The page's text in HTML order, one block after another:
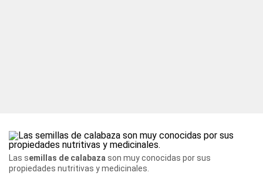
Las semillas de calabaza son muy conocidas por sus
propiedades nutritivas y medicinales.